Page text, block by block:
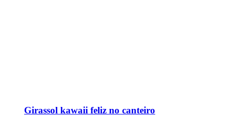
Girassol kawaii feliz no canteiro